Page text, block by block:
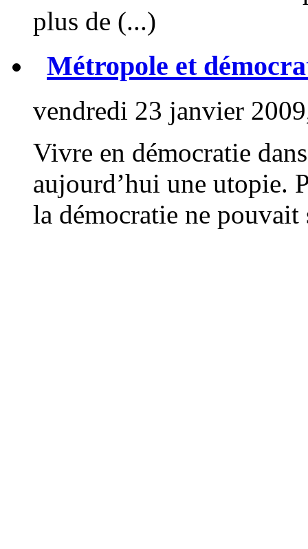
plus de (...)
Métropole et
vendredi 23 janvier
Vivre en démocratie
aujourd’hui une utopie.
la démocratie ne